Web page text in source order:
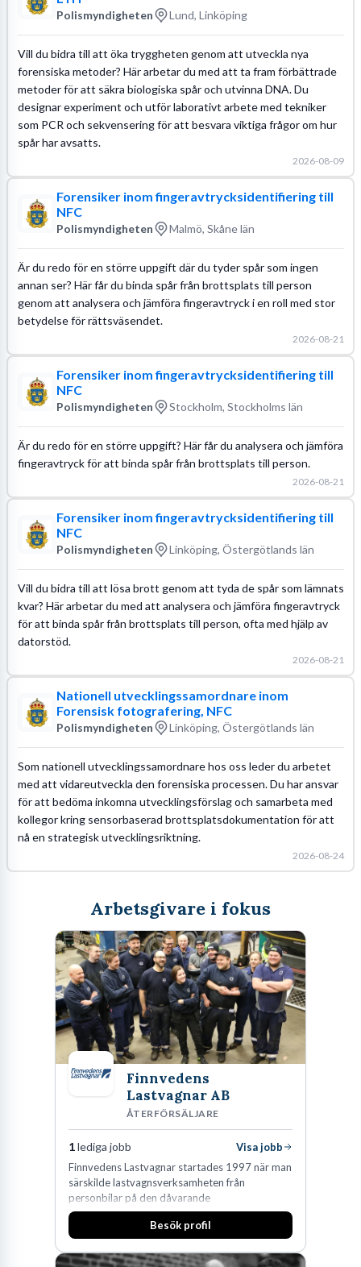
Polismyndigheten Lund, Linköping
Vill du bidra till att öka tryggheten genom att utveckla nya
forensiska metoder? Här arbetar du med att ta fram förbättrade
metoder för att säkra biologiska spår och utvinna DNA. Du
designar experiment och utför laborativt arbete med tekniker
som PCR och sekvensering för att besvara viktiga frågor om hur
spår har avsatts.
2026-08-09
Forensiker inom fingeravtrycksidentifiering till
NFC
Polismyndigheten Malmö, Skåne län
Är du redo för en större uppgift där du tyder spår som ingen
annan ser? Här får du binda spår från brottsplats till person
genom att analysera och jämföra fingeravtryck i en roll med stor
betydelse för rättsväsendet.
2026-08-21
Forensiker inom fingeravtrycksidentifiering till
NFC
Polismyndigheten Stockholm, Stockholms län
Är du redo för en större uppgift? Här får du analysera och jämföra
fingeravtryck för att binda spår från brottsplats till person.
2026-08-21
Forensiker inom fingeravtrycksidentifiering till
NFC
Polismyndigheten Linköping, Östergötlands län
Vill du bidra till att lösa brott genom att tyda de spår som lämnats
kvar? Här arbetar du med att analysera och jämföra fingeravtryck
för att binda spår från brottsplats till person, ofta med hjälp av
datorstöd.
2026-08-21
Nationell utvecklingssamordnare inom
Forensisk fotografering, NFC
Polismyndigheten Linköping, Östergötlands län
Som nationell utvecklingssamordnare hos oss leder du arbetet
med att vidareutveckla den forensiska processen. Du har ansvar
för att bedöma inkomna utvecklingsförslag och samarbeta med
kollegor kring sensorbaserad brottsplatsdokumentation för att
nå en strategisk utvecklingsriktning.
2026-08-24
Arbetsgivare i fokus
Finnvedens
Lastvagnar AB
ÅTERFÖRSÄLJARE
1lediga jobb
Visa jobb
Finnvedens Lastvagnar startades 1997 när man
särskilde lastvagnsverksamheten från
personbilar på den dåvarande
huvudanläggningen i Värnamo. Sedan dess har
man expanderat kraftigt genom ett antal
den största privata återförsäljaren av Volvo
Besök profil